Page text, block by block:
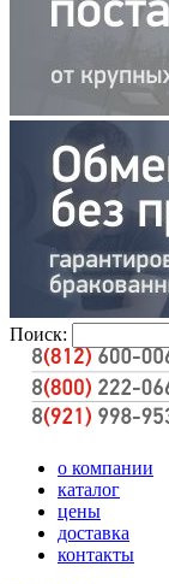
Поиск:
о компании
каталог
цены
доставка
контакты